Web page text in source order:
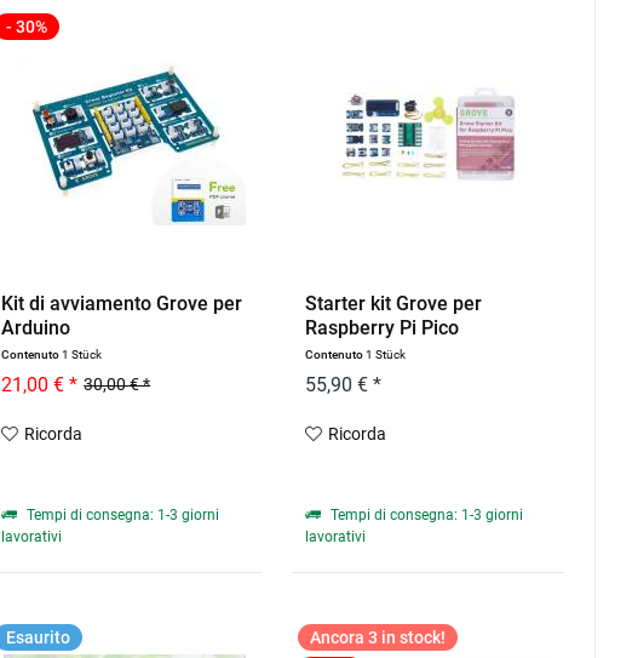
- 30%
Kit di avviamento Grove per
Arduino
Contenuto1 Stück
30,00 € *
21,00 € *
Ricorda
Tempi di consegna: 1-3 giorni
lavorativi
Starter kit Grove per
Raspberry Pi Pico
Contenuto1 Stück
55,90 € *
Ricorda
Tempi di consegna: 1-3 giorni
lavorativi
Esaurito
Ancora 3 in stock!